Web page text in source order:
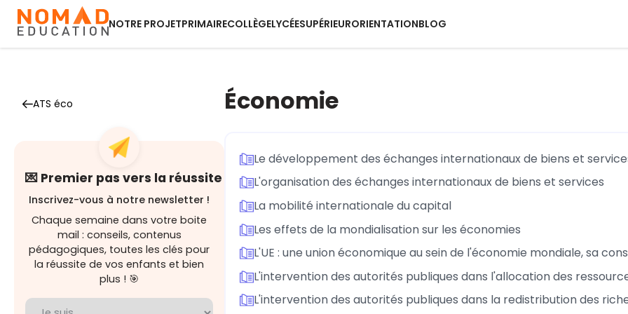
NOTRE PROJETPRIMAIRECOLLÈGELYCÉESUPÉRIEURORIENTATIONBLOG
ATS éco
💌 Premier pas vers la réussite
Inscrivez-vous à notre newsletter !
Chaque semaine dans votre boite
mail : conseils, contenus
pédagogiques, toutes les clés pour
la réussite de vos enfants et bien
plus ! 🎯
Économie
Le développement des échanges internationaux de biens et
L'organisation des échanges internationaux de biens et services
La mobilité internationale du capital
Les effets de la mondialisation sur les économies
L'UE : une union économique au sein de l'économie mondiale, sa
L'intervention des autorités publiques dans l'allocation des
L'intervention des autorités publiques dans la redistribution des